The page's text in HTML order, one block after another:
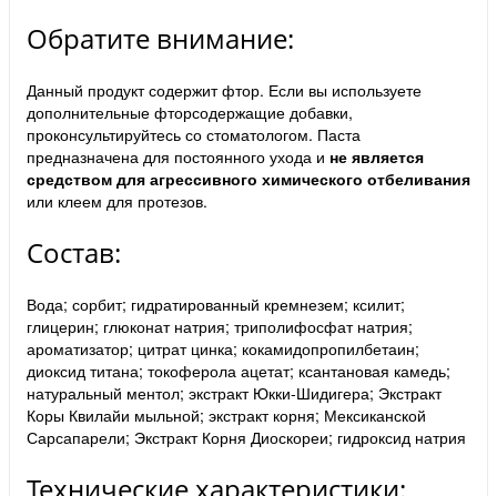
Обратите внимание:
Данный продукт содержит фтор. Если вы используете
дополнительные фторсодержащие добавки,
проконсультируйтесь со стоматологом. Паста
предназначена для постоянного ухода и не является
средством для агрессивного химического отбеливания
или клеем для протезов.
Состав:
Вода; сорбит; гидратированный кремнезем; ксилит;
глицерин; глюконат натрия; триполифосфат натрия;
ароматизатор; цитрат цинка; кокамидопропилбетаин;
диоксид титана; токоферола ацетат; ксантановая камедь;
натуральный ментол; экстракт Юкки-Шидигера; Экстракт
Коры Квилайи мыльной; экстракт корня; Мексиканской
Сарсапарели; Экстракт Корня Диоскореи; гидроксид натрия
Технические характеристики: